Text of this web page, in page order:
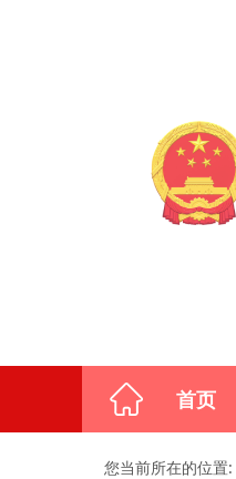
首页
您当前所在的位置: